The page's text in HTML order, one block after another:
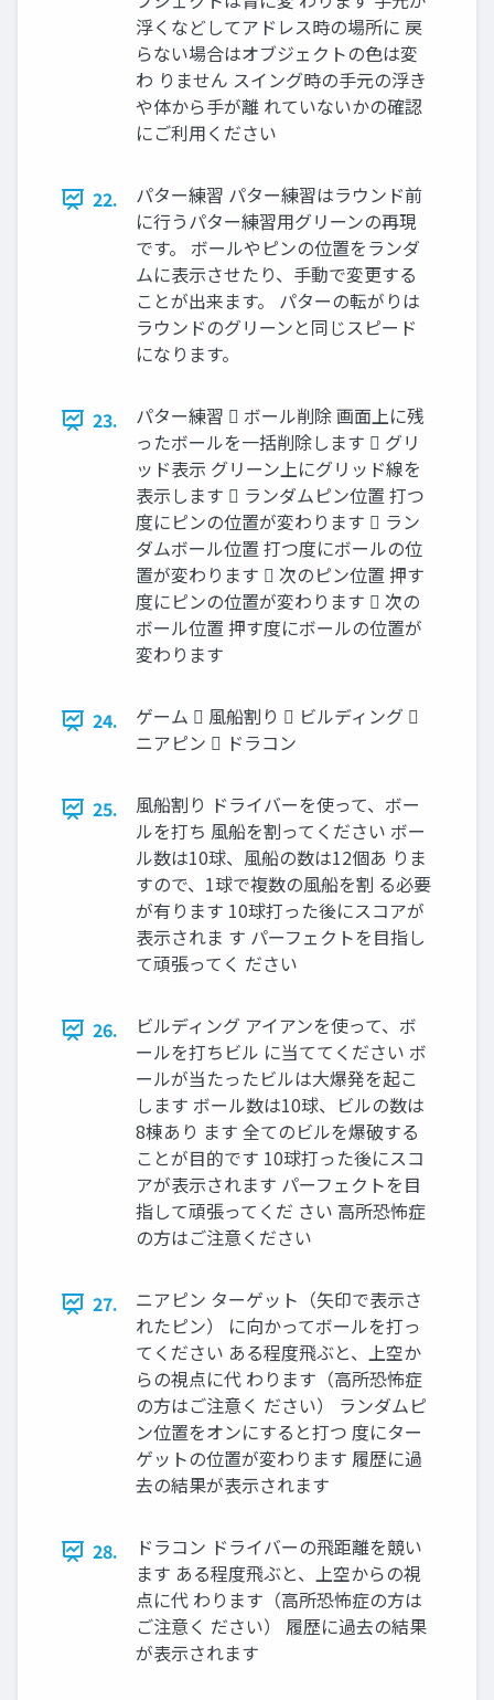
浮くなどしてアドレス時の場所に 戻
らない場合はオブジェクトの色は変
わ りません スイング時の手元の浮き
や体から手が離 れていないかの確認
にご利用ください
22.
パター練習 パター練習はラウンド前
に行うパター練習用グリーンの再現
です。 ボールやピンの位置をランダ
ムに表示させたり、手動で変更する
ことが出来ます。 パターの転がりは
ラウンドのグリーンと同じスピード
になります。
23.
パター練習  ボール削除 画面上に残
ったボールを一括削除します  グリ
ッド表示 グリーン上にグリッド線を
表示します  ランダムピン位置 打つ
度にピンの位置が変わります  ラン
ダムボール位置 打つ度にボールの位
置が変わります  次のピン位置 押す
度にピンの位置が変わります  次の
ボール位置 押す度にボールの位置が
変わります
24.
ゲーム  風船割り  ビルディング 
ニアピン  ドラコン
25.
風船割り ドライバーを使って、ボー
ルを打ち 風船を割ってください ボー
ル数は10球、風船の数は12個あ りま
すので、1球で複数の風船を割 る必要
が有ります 10球打った後にスコアが
表示されま す パーフェクトを目指し
て頑張ってく ださい
26.
ビルディング アイアンを使って、ボ
ールを打ちビル に当ててください ボ
ールが当たったビルは大爆発を起こ
します ボール数は10球、ビルの数は
8棟あり ます 全てのビルを爆破する
ことが目的です 10球打った後にスコ
アが表示されます パーフェクトを目
指して頑張ってくだ さい 高所恐怖症
の方はご注意ください
27.
ニアピン ターゲット（矢印で表示さ
れたピン） に向かってボールを打っ
てください ある程度飛ぶと、上空か
らの視点に代 わります（高所恐怖症
の方はご注意く ださい） ランダムピ
ン位置をオンにすると打つ 度にター
ゲットの位置が変わります 履歴に過
去の結果が表示されます
28.
ドラコン ドライバーの飛距離を競い
ます ある程度飛ぶと、上空からの視
点に代 わります（高所恐怖症の方は
ご注意く ださい） 履歴に過去の結果
が表示されます